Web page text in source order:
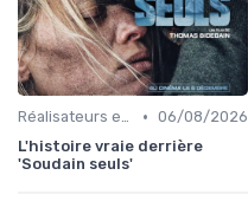
Réalisateurs et auteurs • 06/08/2026
L'histoire vraie derrière
'Soudain seuls'